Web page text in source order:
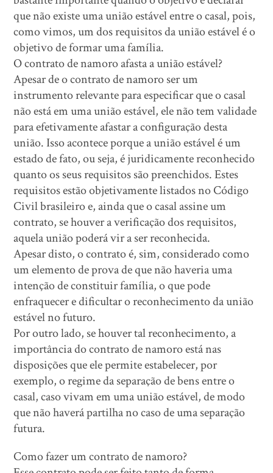
que não existe uma união estável entre o casal, pois,
como vimos, um dos requisitos da união estável é o
objetivo de formar uma família.
O contrato de namoro afasta a união estável?
Apesar de o contrato de namoro ser um
instrumento relevante para especificar que o casal
não está em uma união estável, ele não tem validade
para efetivamente afastar a configuração desta
união. Isso acontece porque a união estável é um
estado de fato, ou seja, é juridicamente reconhecido
quanto os seus requisitos são preenchidos. Estes
requisitos estão objetivamente listados no Código
Civil brasileiro e, ainda que o casal assine um
contrato, se houver a verificação dos requisitos,
aquela união poderá vir a ser reconhecida.
Apesar disto, o contrato é, sim, considerado como
um elemento de prova de que não haveria uma
intenção de constituir família, o que pode
enfraquecer e dificultar o reconhecimento da união
estável no futuro.
Por outro lado, se houver tal reconhecimento, a
importância do contrato de namoro está nas
disposições que ele permite estabelecer, por
exemplo, o regime da separação de bens entre o
casal, caso vivam em uma união estável, de modo
que não haverá partilha no caso de uma separação
futura.
Como fazer um contrato de namoro?